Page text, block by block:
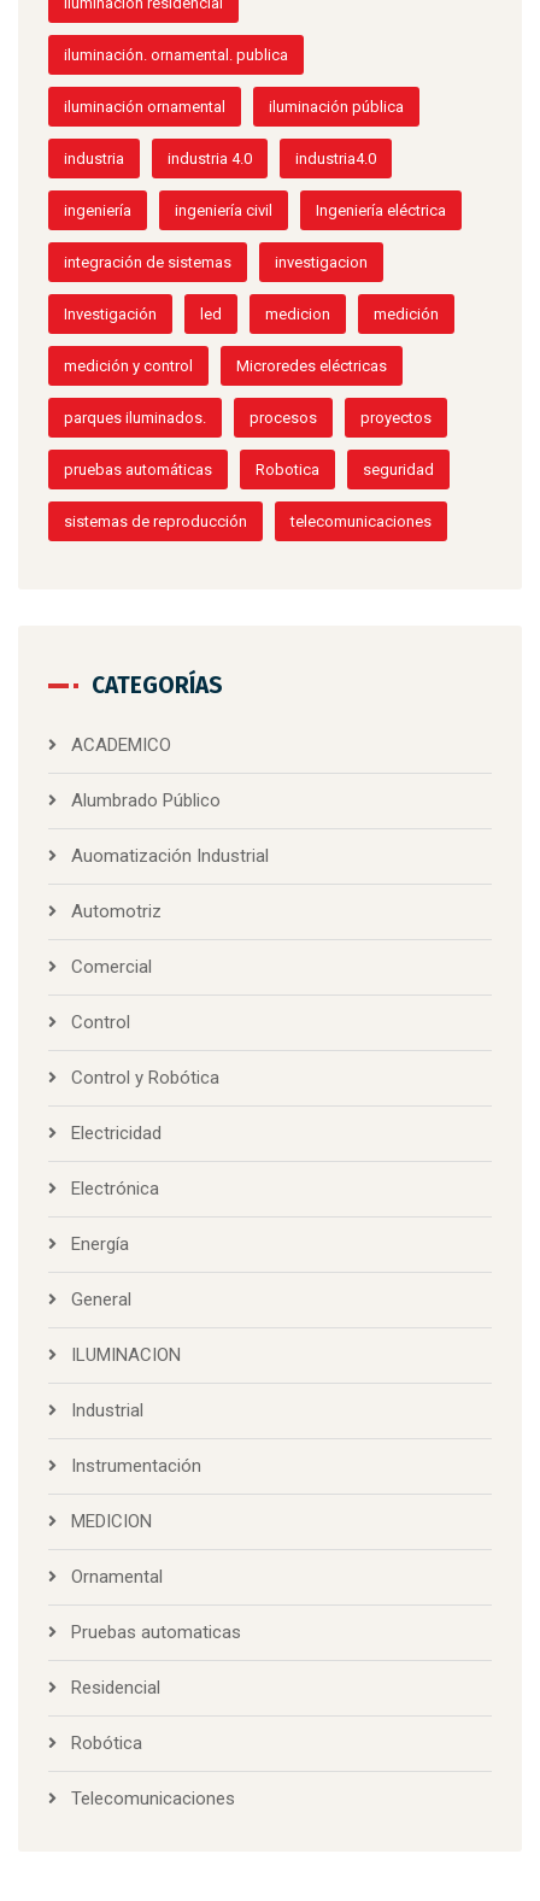
iluminación. ornamental. publica
iluminación ornamental iluminación pública
industria industria 4.0 industria4.0
ingeniería ingeniería civil Ingeniería eléctrica
integración de sistemas investigacion
Investigación led medicion medición
medición y control Microredes eléctricas
parques iluminados. procesos proyectos
pruebas automáticas Robotica seguridad
sistemas de reproducción telecomunicaciones
CATEGORÍAS
ACADEMICO
Alumbrado Público
Auomatización Industrial
Automotriz
Comercial
Control
Control y Robótica
Electricidad
Electrónica
Energía
General
ILUMINACION
Industrial
Instrumentación
MEDICION
Ornamental
Pruebas automaticas
Residencial
Robótica
Telecomunicaciones